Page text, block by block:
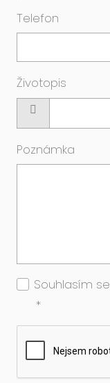
Telefon
Životopis
soubor
Poznámka
Souhlasím se
*